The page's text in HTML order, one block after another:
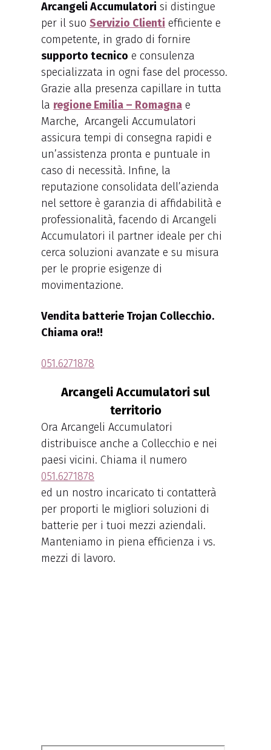
Arcangeli Accumulatori si distingue
per il suo Servizio Clienti efficiente e
competente, in grado di fornire
supporto tecnico e consulenza
specializzata in ogni fase del processo.
Grazie alla presenza capillare in tutta
la regione Emilia – Romagna e
Marche, Arcangeli Accumulatori
assicura tempi di consegna rapidi e
un’assistenza pronta e puntuale in
caso di necessità. Infine, la
reputazione consolidata dell’azienda
nel settore è garanzia di affidabilità e
professionalità, facendo di Arcangeli
Accumulatori il partner ideale per chi
cerca soluzioni avanzate e su misura
per le proprie esigenze di
movimentazione.
Vendita batterie Trojan Collecchio.
Chiama ora!!
051.6271878
Arcangeli Accumulatori sul
territorio
Ora Arcangeli Accumulatori
distribuisce anche a Collecchio e nei
paesi vicini. Chiama il numero
051.6271878
ed un nostro incaricato ti contatterà
per proporti le migliori soluzioni di
batterie per i tuoi mezzi aziendali.
Manteniamo in piena efficienza i vs.
mezzi di lavoro.